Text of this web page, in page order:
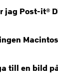
jag Post-it®
till en bild